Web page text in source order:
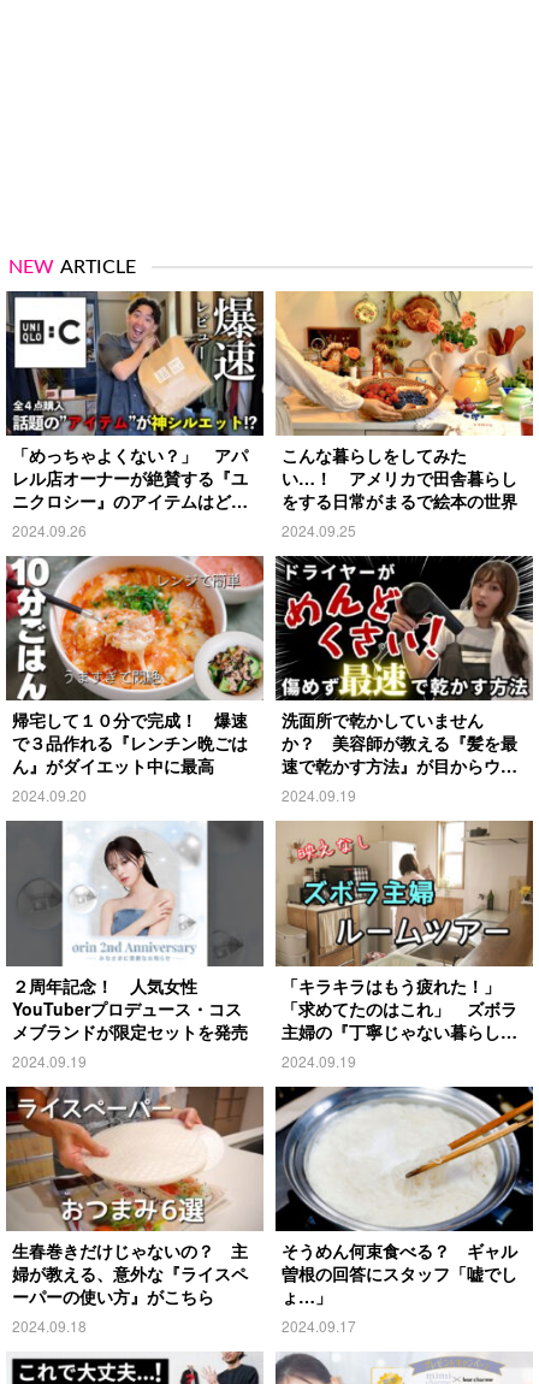
NEW ARTICLE
「めっちゃよくない？」 アパ
レル店オーナーが絶賛する『ユ
ニクロシー』のアイテムはど
れ？
2024.09.26
こんな暮らしをしてみた
い…！ アメリカで田舎暮らし
をする日常がまるで絵本の世界
2024.09.25
帰宅して１０分で完成！ 爆速
で３品作れる『レンチン晩ごは
ん』がダイエット中に最高
2024.09.20
洗面所で乾かしていません
か？ 美容師が教える『髪を最
速で乾かす方法』が目からウロ
コ
2024.09.19
２周年記念！ 人気女性
YouTuberプロデュース・コス
メブランドが限定セットを発売
2024.09.19
「キラキラはもう疲れた！」
「求めてたのはこれ」 ズボラ
主婦の『丁寧じゃない暮らし』
がこちら
2024.09.19
生春巻きだけじゃないの？ 主
婦が教える、意外な『ライスペ
ーパーの使い方』がこちら
2024.09.18
そうめん何束食べる？ ギャル
曽根の回答にスタッフ「嘘でし
ょ…」
2024.09.17